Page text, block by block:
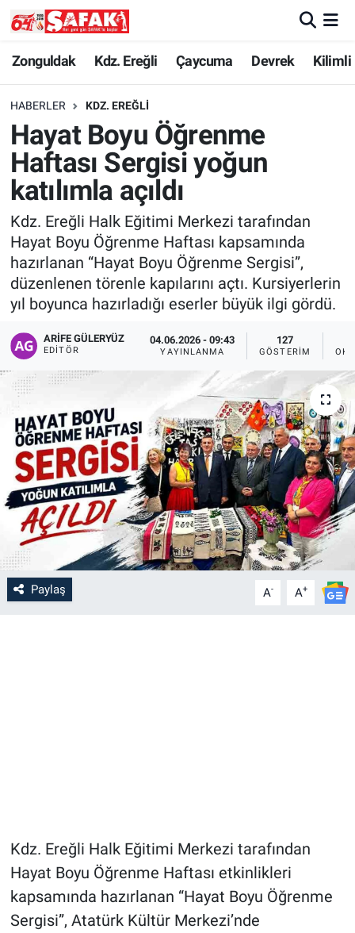
Zonguldak Kdz. Ereğli Çaycuma Devrek Kilimli
HABERLER KDZ. EREĞLI
Hayat Boyu Öğrenme
Haftası Sergisi yoğun
katılımla açıldı
Kdz. Ereğli Halk Eğitimi Merkezi tarafından
Hayat Boyu Öğrenme Haftası kapsamında
hazırlanan “Hayat Boyu Öğrenme Sergisi”,
düzenlenen törenle kapılarını açtı. Kursiyerlerin
yıl boyunca hazırladığı eserler büyük ilgi gördü.
ARIFE GÜLERYÜZ
EDITÖR
04.06.2026 - 09:43
YAYINLANMA
127
GÖSTERIM
Paylaş A- A+
Kdz. Ereğli Halk Eğitimi Merkezi tarafından
Hayat Boyu Öğrenme Haftası etkinlikleri
kapsamında hazırlanan “Hayat Boyu Öğrenme
Sergisi”, Atatürk Kültür Merkezi’nde
Zonguldak
Kdz. Ereğli
Çaycuma
Devrek
Kilimli
Asayiş
Spor
Resmi İlan
Zonguldak Nöbetçi Eczaneler
Zonguldak Hava Durumu
Zonguldak Namaz Vakitleri
Zonguldak Trafik Yoğunluk Haritası
Süper Lig Puan Durumu ve Fikstür
Tüm Manşetler
Son Dakika Haberleri
Haber Arşivi